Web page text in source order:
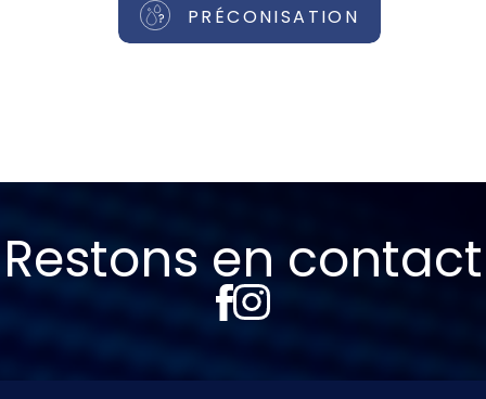
PRÉCONISATION
Restons en contact